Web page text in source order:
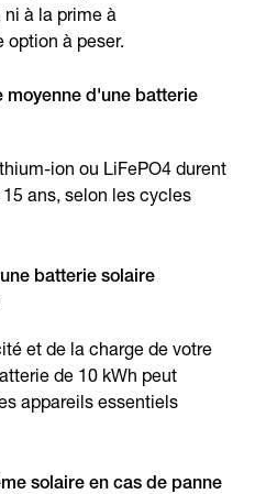
ni à la prime à
option à peser.
moyenne d'une batterie
ion ou LiFePO4 durent
ans, selon les cycles
batterie solaire
et de la charge de votre
de 10 kWh peut
appareils essentiels
solaire en cas de panne